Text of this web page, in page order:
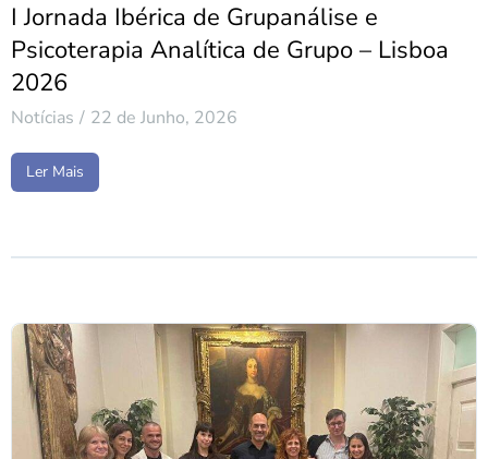
I Jornada Ibérica de Grupanálise e
Psicoterapia Analítica de Grupo – Lisboa
2026
Notícias 22 de Junho, 2026
Ler Mais